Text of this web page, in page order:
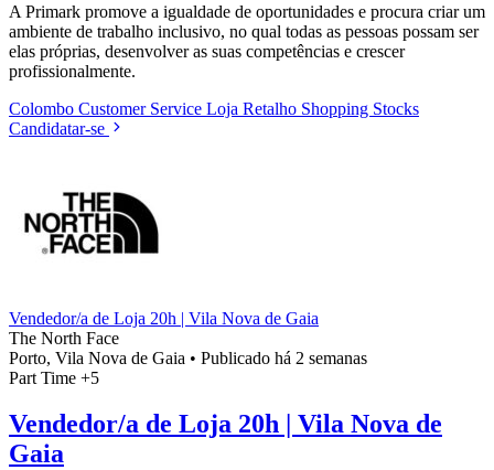
A Primark promove a igualdade de oportunidades e procura criar um
ambiente de trabalho inclusivo, no qual todas as pessoas possam ser
elas próprias, desenvolver as suas competências e crescer
profissionalmente.
Colombo Customer Service Loja Retalho Shopping Stocks
Candidatar-se
Vendedor/a de Loja 20h | Vila Nova de Gaia
The North Face
Porto, Vila Nova de Gaia • Publicado há 2 semanas
Part Time +5
Vendedor/a de Loja 20h | Vila Nova de
Gaia